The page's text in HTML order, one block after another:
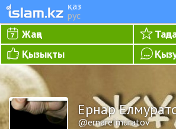
қаз
рус
Жаңа
Қызықты
Ернар
@ernarelmuratov